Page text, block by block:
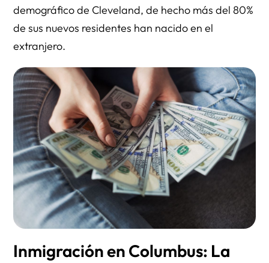
demográfico de Cleveland, de hecho más del 80%
de sus nuevos residentes han nacido en el
extranjero.
Inmigración en Columbus: La